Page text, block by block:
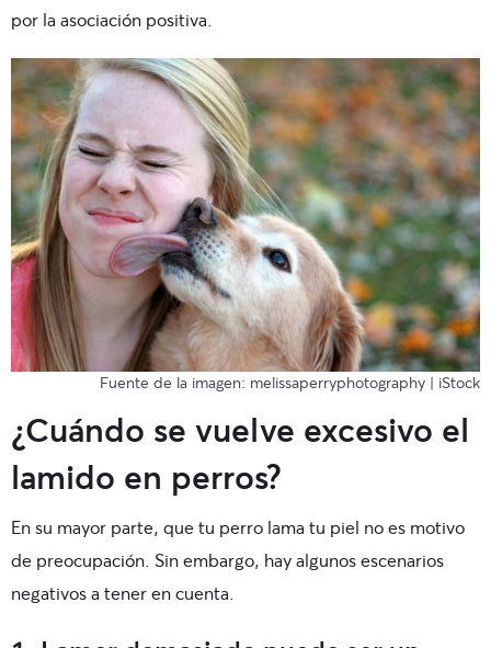
por la asociación positiva.
Fuente de la imagen: melissaperryphotography | iStock
¿Cuándo se vuelve excesivo el
lamido en perros?
En su mayor parte, que tu perro lama tu piel no es motivo
de preocupación. Sin embargo, hay algunos escenarios
negativos a tener en cuenta.